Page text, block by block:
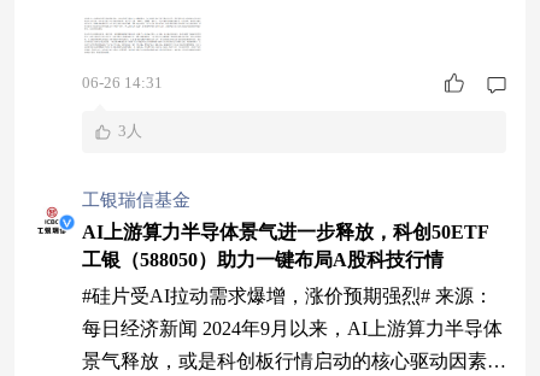
的筛选机制与成分股定期更迭制度，不仅实现了自
身编制体系的日益成熟，更生动映中国硬科技产业
从“多点萌芽”到“龙头集聚”的演进脉络。 站在新的
06-26 14:31
3人
工银瑞信基金
AI上游算力半导体景气进一步释放，科创50ETF
工银（588050）助力一键布局A股科技行情
#硅片受AI拉动需求爆增，涨价预期强烈# 来源：
每日经济新闻 2024年9月以来，AI上游算力半导体
景气释放，或是科创板行情启动的核心驱动因素。